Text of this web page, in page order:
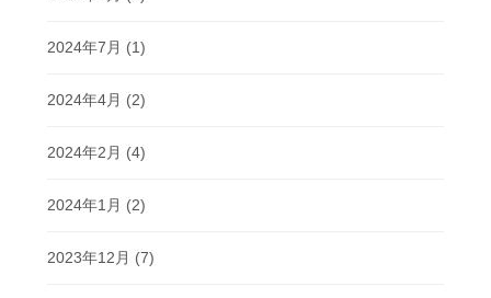
2024年7月 (1)
2024年4月 (2)
2024年2月 (4)
2024年1月 (2)
2023年12月 (7)